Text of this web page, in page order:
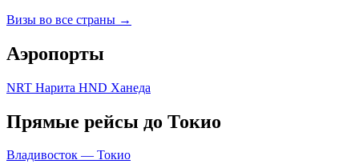
Визы во все страны →
Аэропорты
NRT Нарита HND Ханеда
Прямые рейсы до Токио
Владивосток — Токио